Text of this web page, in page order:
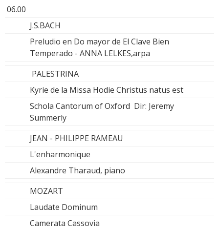
06.00
J.S.BACH
Preludio en Do mayor de El Clave Bien
Temperado - ANNA LELKES,arpa
PALESTRINA
Kyrie de la Missa Hodie Christus natus est
Schola Cantorum of Oxford Dir: Jeremy
Summerly
JEAN - PHILIPPE RAMEAU
L'enharmonique
Alexandre Tharaud, piano
MOZART
Laudate Dominum
Camerata Cassovia